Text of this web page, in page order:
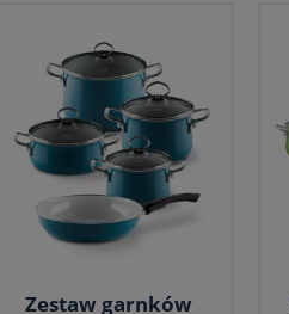
Zestaw garnków